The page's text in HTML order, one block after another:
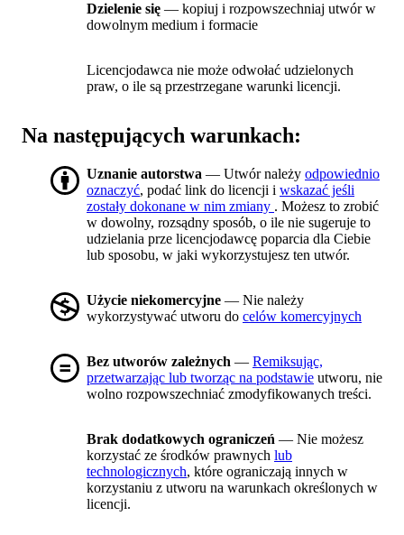
Dzielenie się — kopiuj i rozpowszechniaj utwór w
dowolnym medium i formacie
Licencjodawca nie może odwołać udzielonych
praw, o ile są przestrzegane warunki licencji.
Na następujących warunkach:
Uznanie autorstwa — Utwór należy odpowiednio
oznaczyć, podać link do licencji i wskazać jeśli
zostały dokonane w nim zmiany . Możesz to zrobić
w dowolny, rozsądny sposób, o ile nie sugeruje to
udzielania prze licencjodawcę poparcia dla Ciebie
lub sposobu, w jaki wykorzystujesz ten utwór.
Użycie niekomercyjne — Nie należy
wykorzystywać utworu do celów komercyjnych
Bez utworów zależnych — Remiksując,
przetwarzając lub tworząc na podstawie utworu, nie
wolno rozpowszechniać zmodyfikowanych treści.
Brak dodatkowych ograniczeń — Nie możesz
korzystać ze środków prawnych lub
technologicznych, które ograniczają innych w
korzystaniu z utworu na warunkach określonych w
licencji.